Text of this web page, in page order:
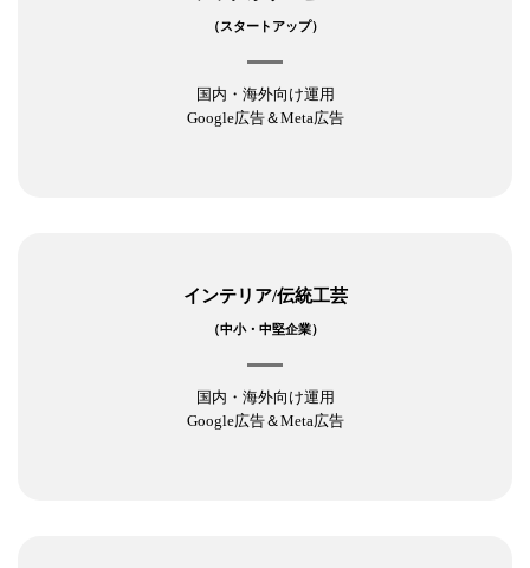
（スタートアップ）
国内・海外向け運用
Google広告＆Meta広告
インテリア/伝統工芸
（中小・中堅企業）
国内・海外向け運用
Google広告＆Meta広告